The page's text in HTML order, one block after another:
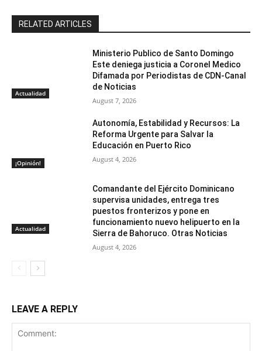
RELATED ARTICLES
Actualidad
Ministerio Publico de Santo Domingo
Este deniega justicia a Coronel Medico
Difamada por Periodistas de CDN-Canal
de Noticias
August 7, 2026
¡Opinión!
Autonomía, Estabilidad y Recursos: La
Reforma Urgente para Salvar la
Educación en Puerto Rico
August 4, 2026
Actualidad
Comandante del Ejército Dominicano
supervisa unidades, entrega tres
puestos fronterizos y pone en
funcionamiento nuevo helipuerto en la
Sierra de Bahoruco. Otras Noticias
August 4, 2026
LEAVE A REPLY